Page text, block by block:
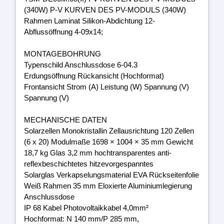
(340W) P-V KURVEN DES PV-MODULS (340W)
Rahmen Laminat Silikon-Abdichtung 12-
Abflussöffnung 4-09x14;
MONTAGEBOHRUNG
Typenschild Anschlussdose 6-04.3
Erdungsöffnung Rückansicht (Hochformat)
Frontansicht Strom (A) Leistung (W) Spannung (V)
Spannung (V)
MECHANISCHE DATEN
Solarzellen Monokristallin Zellausrichtung 120 Zellen
(6 x 20) Modulmaße 1698 × 1004 × 35 mm Gewicht
18,7 kg Glas 3,2 mm hochtransparentes anti-
reflexbeschichtetes hitzevorgespanntes
Solarglas Verkapselungsmaterial EVA Rückseitenfolie
Weiß Rahmen 35 mm Eloxierte Aluminiumlegierung
Anschlussdose
IP 68 Kabel Photovoltaikkabel 4,0mm²
Hochformat: N 140 mm/P 285 mm,